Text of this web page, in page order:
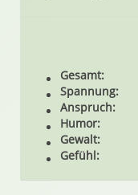
Gesamt:
Spannung:
Anspruch:
Humor:
Gewalt:
Gefühl: